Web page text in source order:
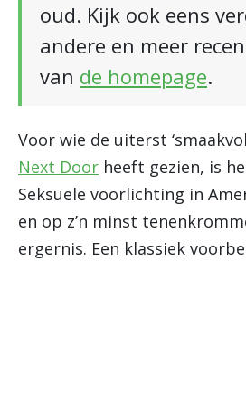
oud. Kijk ook eens
andere en meer
van de homepage.
Voor wie de uiterst
Next Door heeft gezien, is
Seksuele voorlichting in
en op z’n minst
ergernis. Een klassiek